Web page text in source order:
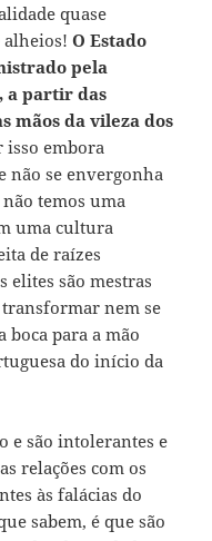
quase
alheios!O Estado
pela
a partir das
mãos da vileza dos
isso embora
não se envergonha
temos uma
uma cultura
de raízes
elites são mestras
nem se
para a mão
do início da
e são intolerantes e
relações com os
às falácias do
sabem, é que são